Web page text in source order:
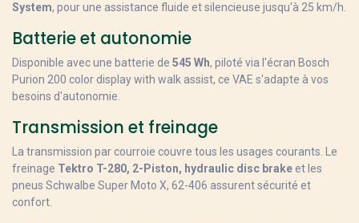
System, pour une assistance fluide et silencieuse jusqu'à 25 km/h.
Batterie et autonomie
Disponible avec une batterie de 545 Wh, piloté via l'écran Bosch
Purion 200 color display with walk assist, ce VAE s'adapte à vos
besoins d'autonomie.
Transmission et freinage
La transmission par courroie couvre tous les usages courants. Le
freinage Tektro T-280, 2-Piston, hydraulic disc brakeet les
pneus Schwalbe Super Moto X, 62-406 assurent sécurité et
confort.